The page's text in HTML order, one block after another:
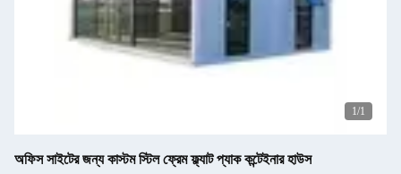
1/1
অফিস সাইটের জন্য কাস্টম স্টিল ফ্রেম ফ্ল্যাট প্যাক কন্টেইনার হাউস